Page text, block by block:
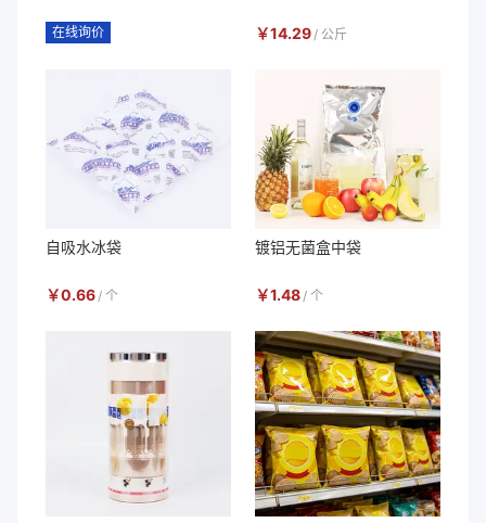
在线询价 ￥14.29 / 公斤
自吸水冰袋
￥0.66 / 个
镀铝无菌盒中袋
￥1.48 / 个